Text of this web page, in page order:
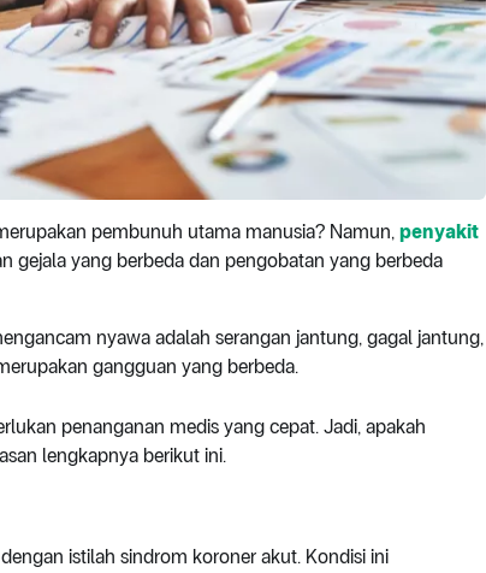
pembunuh utama manusia? Namun, penyakit
gejala yang berbeda dan pengobatan yang berbeda
nyawa adalah serangan jantung, gagal jantung,
gangguan yang berbeda.
penanganan medis yang cepat. Jadi, apakah
lengkapnya berikut ini.
istilah sindrom koroner akut. Kondisi ini